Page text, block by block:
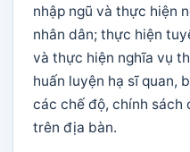
nhập ngũ và thực hiện
nhân dân; thực hiện
và thực hiện nghĩa vụ
huấn luyện hạ sĩ quan,
các chế độ, chính sách
trên địa bàn.